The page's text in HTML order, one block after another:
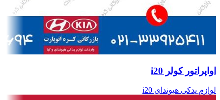
اواپراتور کولر i20
لوازم یدکی هیوندای i20